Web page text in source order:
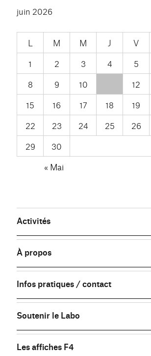
juin 2026
L M M J V
1
2 3 4 5
8
9 10 12
15
16 17 18 19
22
23 24 25 26
29
30
« Mai
Activités
À propos
Infos pratiques / contact
Soutenir le Labo
Les affiches F4